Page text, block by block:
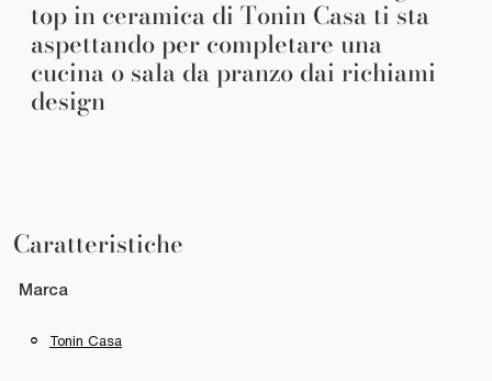
top in ceramica di Tonin Casa ti sta
aspettando per completare una
cucina o sala da pranzo dai richiami
design
Caratteristiche
Marca
Tonin Casa